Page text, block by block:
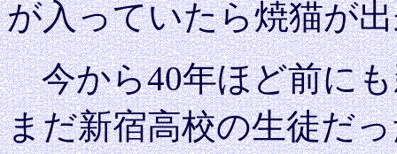
が入っていたら焼猫が
今から40年ほど前にも
まだ新宿高校の生徒だ